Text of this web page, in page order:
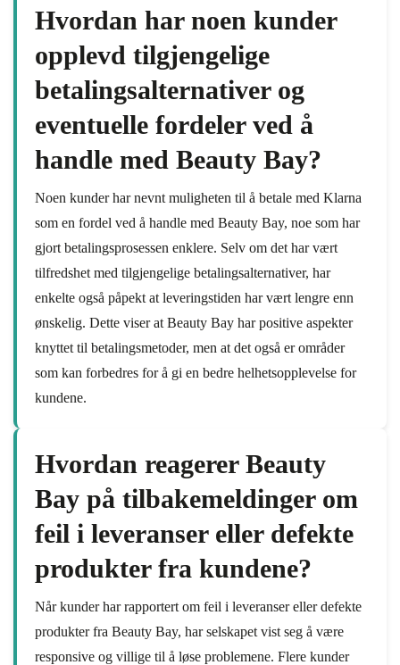
Hvordan har noen kunder
opplevd tilgjengelige
betalingsalternativer og
eventuelle fordeler ved å
handle med Beauty Bay?
Noen kunder har nevnt muligheten til å betale med Klarna
som en fordel ved å handle med Beauty Bay, noe som har
gjort betalingsprosessen enklere. Selv om det har vært
tilfredshet med tilgjengelige betalingsalternativer, har
enkelte også påpekt at leveringstiden har vært lengre enn
ønskelig. Dette viser at Beauty Bay har positive aspekter
knyttet til betalingsmetoder, men at det også er områder
som kan forbedres for å gi en bedre helhetsopplevelse for
kundene.
Hvordan reagerer Beauty
Bay på tilbakemeldinger om
feil i leveranser eller defekte
produkter fra kundene?
Når kunder har rapportert om feil i leveranser eller defekte
produkter fra Beauty Bay, har selskapet vist seg å være
responsive og villige til å løse problemene. Flere kunder